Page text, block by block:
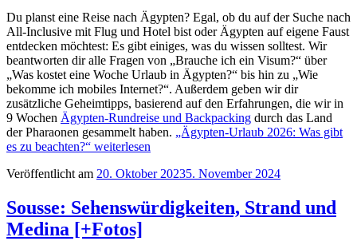
Du planst eine Reise nach Ägypten? Egal, ob du auf der Suche nach
All-Inclusive mit Flug und Hotel bist oder Ägypten auf eigene Faust
entdecken möchtest: Es gibt einiges, was du wissen solltest. Wir
beantworten dir alle Fragen von „Brauche ich ein Visum?“ über
„Was kostet eine Woche Urlaub in Ägypten?“ bis hin zu „Wie
bekomme ich mobiles Internet?“. Außerdem geben wir dir
zusätzliche Geheimtipps, basierend auf den Erfahrungen, die wir in
9 Wochen Ägypten-Rundreise und Backpacking durch das Land
der Pharaonen gesammelt haben. „Ägypten-Urlaub 2026: Was gibt
es zu beachten?“ weiterlesen
Veröffentlicht am 20. Oktober 20235. November 2024
Sousse: Sehenswürdigkeiten, Strand und
Medina [+Fotos]